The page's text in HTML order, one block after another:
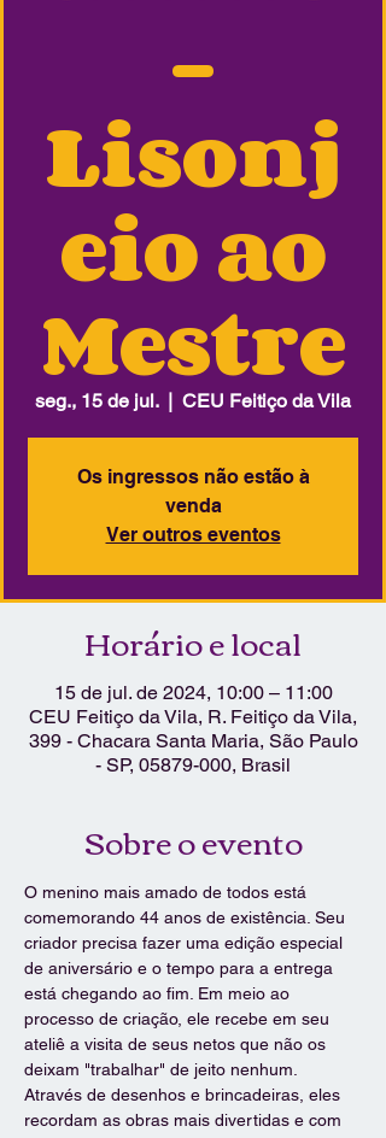
-
Lisonj
eio ao
Mestre
seg., 15 de jul.
  |
CEU Feitiço da Vila
Os ingressos não estão à
venda
Ver outros eventos
Horário e local
15 de jul. de 2024, 10:00 – 11:00
CEU Feitiço da Vila, R. Feitiço da Vila,
399 - Chacara Santa Maria, São Paulo
- SP, 05879-000, Brasil
Sobre o evento
O menino mais amado de todos está
comemorando 44 anos de existência. Seu
criador precisa fazer uma edição especial
de aniversário e o tempo para a entrega
está chegando ao fim. Em meio ao
processo de criação, ele recebe em seu
ateliê a visita de seus netos que não os
deixam "trabalhar" de jeito nenhum.
Através de desenhos e brincadeiras, eles
recordam as obras mais divertidas e com